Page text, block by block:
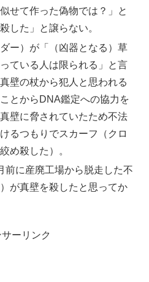
せて作った偽物では？」と
した」と譲らない。
ー）が「（凶器となる）草
ている人は限られる」と言
壁の杖から犯人と思われる
とからDNA鑑定への協力を
壁に脅されていたため不法
るつもりでスカーフ（クロ
め殺した）。
前に産廃工場から脱走した不
が真壁を殺したと思ってか
ーリンク